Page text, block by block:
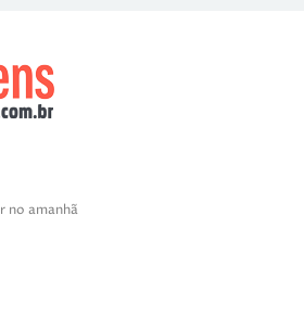
no amanhã